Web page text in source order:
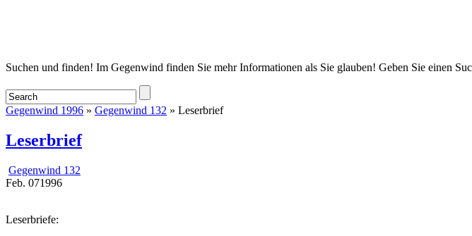
Startseite
Suchen und finden! Im Gegenwind finden Sie mehr Informationen als Sie glauben! Geben Sie einen
Gegenwind 1996 » Gegenwind 132 » Leserbrief
Leserbrief
Gegenwind 132
Feb. 071996
Leserbriefe: